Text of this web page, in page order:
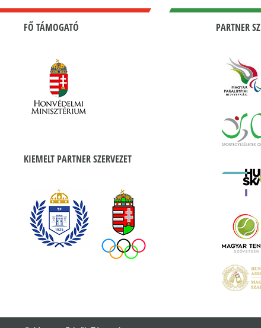
FŐ TÁMOGATÓ
KIEMELT PARTNER SZERVEZET
PARTNER